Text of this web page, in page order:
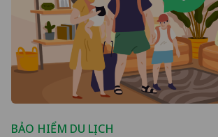
BẢO HIỂM DU LỊCH